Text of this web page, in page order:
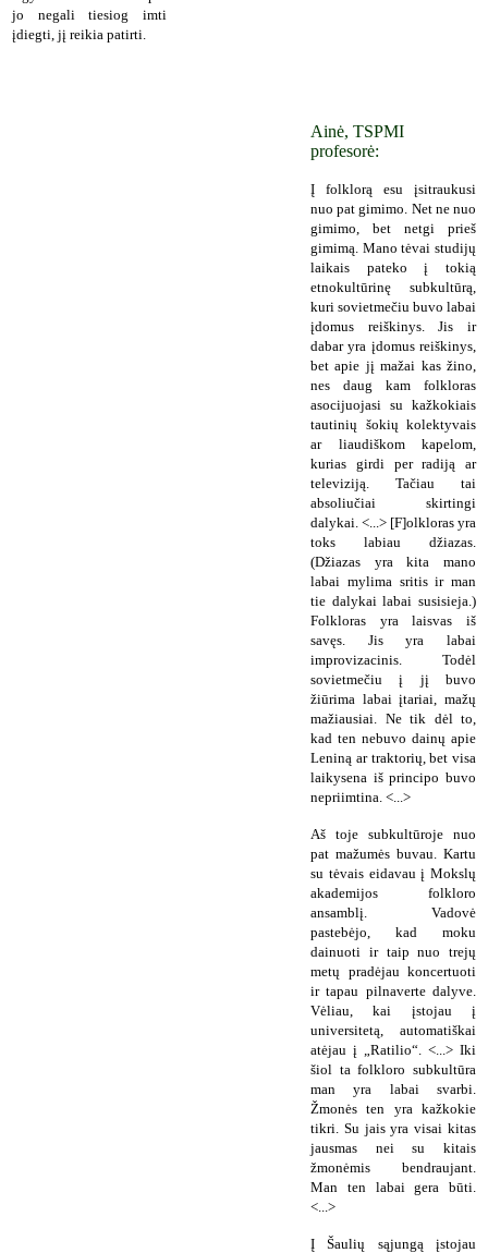
jo negali tiesiog imti
įdiegti, jį reikia patirti.
Ainė, TSPMI
profesorė:
Į folklorą esu įsitraukusi
nuo pat gimimo. Net ne nuo
gimimo, bet netgi prieš
gimimą. Mano tėvai studijų
laikais pateko į tokią
etnokultūrinę subkultūrą,
kuri sovietmečiu buvo labai
įdomus reiškinys. Jis ir
dabar yra įdomus reiškinys,
bet apie jį mažai kas žino,
nes daug kam folkloras
asocijuojasi su kažkokiais
tautinių šokių kolektyvais
ar liaudiškom kapelom,
kurias girdi per radiją ar
televiziją. Tačiau tai
absoliučiai skirtingi
dalykai. <...> [F]olkloras yra
toks labiau džiazas.
(Džiazas yra kita mano
labai mylima sritis ir man
tie dalykai labai susisieja.)
Folkloras yra laisvas iš
savęs. Jis yra labai
improvizacinis. Todėl
sovietmečiu į jį buvo
žiūrima labai įtariai, mažų
mažiausiai. Ne tik dėl to,
kad ten nebuvo dainų apie
Leniną ar traktorių, bet visa
laikysena iš principo buvo
nepriimtina. <...>
Aš toje subkultūroje nuo
pat mažumės buvau. Kartu
su tėvais eidavau į Mokslų
akademijos folkloro
ansamblį. Vadovė
pastebėjo, kad moku
dainuoti ir taip nuo trejų
metų pradėjau koncertuoti
ir tapau pilnaverte dalyve.
Vėliau, kai įstojau į
universitetą, automatiškai
atėjau į „Ratilio“. <...> Iki
šiol ta folkloro subkultūra
man yra labai svarbi.
Žmonės ten yra kažkokie
tikri. Su jais yra visai kitas
jausmas nei su kitais
žmonėmis bendraujant.
Man ten labai gera būti.
<...>
Į Šaulių sąjungą įstojau